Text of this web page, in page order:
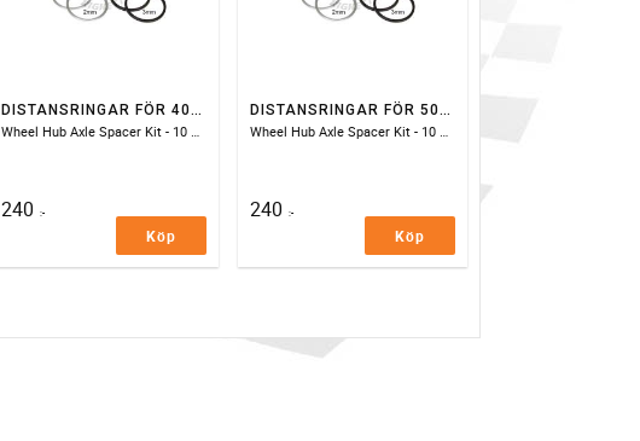
DISTANSRINGAR FÖR 40 MM BAKNAV
240 :-
Köp
DISTANSRINGAR FÖR 50 MM BAKNAV
240 :-
Köp